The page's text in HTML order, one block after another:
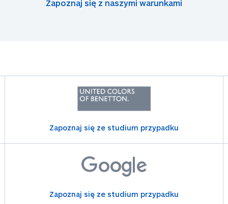
Zapoznaj się z naszymi warunkami
Zapoznaj się ze studium przypadku
Zapoznaj się ze studium przypadku